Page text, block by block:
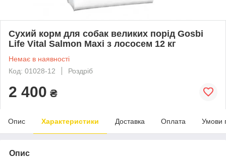
Сухий корм для собак великих порід Gosbi
Life Vital Salmon Maxi з лососем 12 кг
Немає в наявності
Код: 01028-12
Роздріб
2 400 ₴
Опис Характеристики Доставка Оплата Умови
Опис